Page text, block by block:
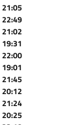
21:05
22:49
21:02
19:31
22:00
19:01
21:45
20:12
21:24
20:25